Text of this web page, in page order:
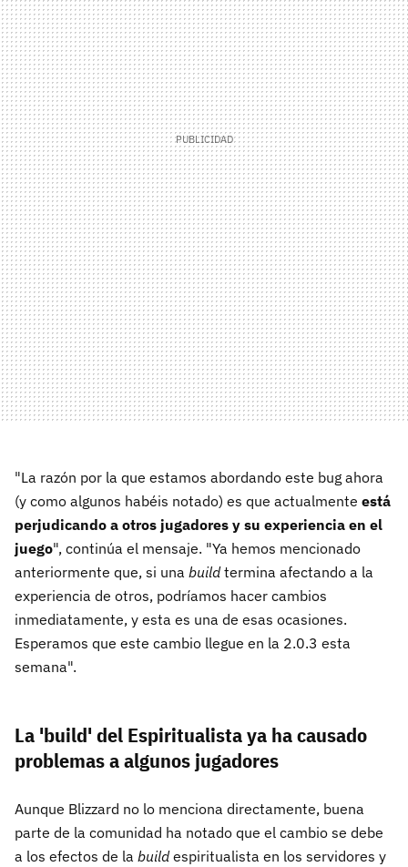
"La razón por la que estamos abordando este bug ahora
(y como algunos habéis notado) es que actualmente está
perjudicando a otros jugadores y su experiencia en el
juego", continúa el mensaje. "Ya hemos mencionado
anteriormente que, si una buildtermina afectando a la
experiencia de otros, podríamos hacer cambios
inmediatamente, y esta es una de esas ocasiones.
Esperamos que este cambio llegue en la 2.0.3 esta
semana".
La 'build' del Espiritualista ya ha causado
problemas a algunos jugadores
Aunque Blizzard no lo menciona directamente, buena
parte de la comunidad ha notado que el cambio se debe
a los efectos de la buildespiritualista en los servidores y